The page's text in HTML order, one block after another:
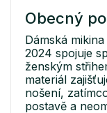
Obecný
Dámská
2024 spojuje
ženským
materiál
nošení,
postavě a